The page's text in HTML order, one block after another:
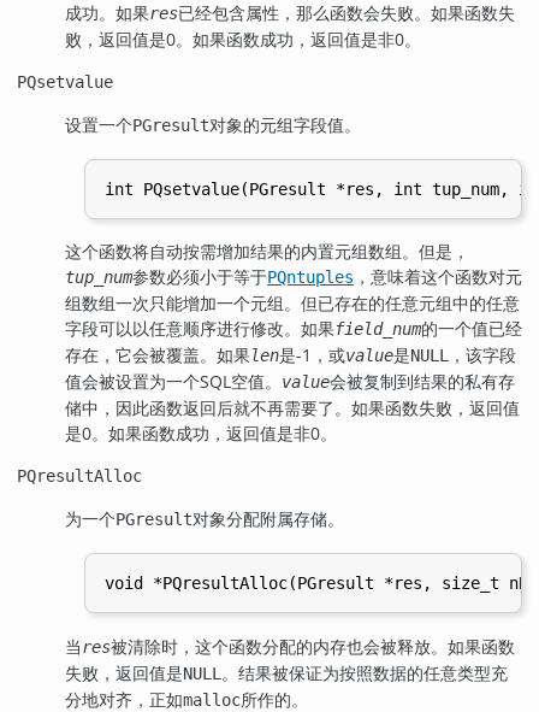
成功。如果res已经包含属性，那么函数会失败。如果函数失
败，返回值是0。如果函数成功，返回值是非0。
PQsetvalue
设置一个PGresult对象的元组字段值。
这个函数将自动按需增加结果的内置元组数组。但是，
tup_num参数必须小于等于PQntuples ，意味着这个函数对元
组数组一次只能增加一个元组。但已存在的任意元组中的任意
字段可以以任意顺序进行修改。如果field_num的一个值已经
存在，它会被覆盖。如果len是-1，或value是NULL ，该字段
值会被设置为一个SQL空值。
value会被复制到结果的私有存
储中，因此函数返回后就不再需要了。如果函数失败，返回值
是0。如果函数成功，返回值是非0。
PQresultAlloc
为一个PGresult对象分配附属存储。
当res被清除时，这个函数分配的内存也会被释放。如果函数
失败，返回值是NULL 。结果被保证为按照数据的任意类型充
分地对齐，正如malloc所作的。